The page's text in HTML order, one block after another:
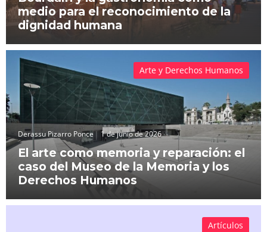
medio para el reconocimiento de la
dignidad humana
Derassu Pizarro Ponce 1 de junio de 2026
El arte como memoria y reparación: el
caso del Museo de la Memoria y los
Derechos Humanos
Arte y Derechos Humanos
Artículos